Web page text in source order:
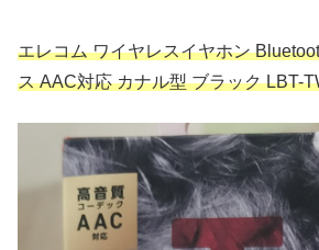
エレコム ワイヤレスイヤホン
ス AAC対応 カナル型 ブラック LBT-